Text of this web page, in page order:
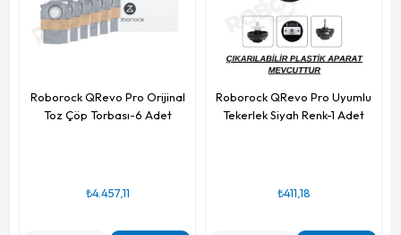
Roborock QRevo Pro Orijinal
Toz Çöp Torbası-6 Adet
₺4.457,11
Roborock QRevo Pro Uyumlu
Tekerlek Siyah Renk-1 Adet
₺411,18